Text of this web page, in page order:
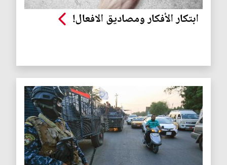
ابتكار الأفكار ومصاديق الافعال!